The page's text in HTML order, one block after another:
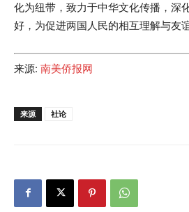
化为纽带，致力于中华文化传播，深
好，为促进两国人民的相互理解与友
来源: 南美侨报网
来源 社论